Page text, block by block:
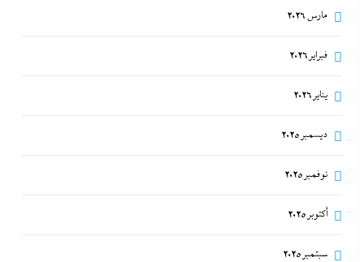
مارس 2026
فبراير 2026
يناير 2026
ديسمبر 2025
نوفمبر 2025
أكتوبر 2025
سبتمبر 2025